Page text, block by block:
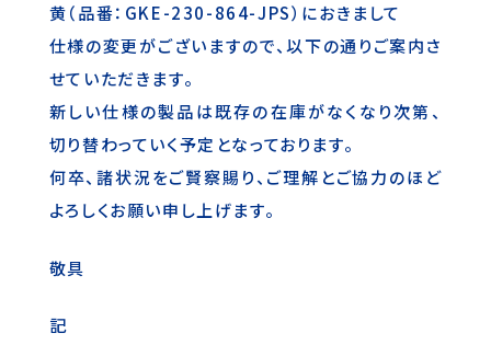
黄（品番：GKE-230-864-JPS）におきまして
仕様の変更がございますので、以下の通りご案内さ
せていただきます。
新しい仕様の製品は既存の在庫がなくなり次第、
切り替わっていく予定となっております。
何卒、諸状況をご賢察賜り、ご理解とご協力のほど
よろしくお願い申し上げます。
敬具
記